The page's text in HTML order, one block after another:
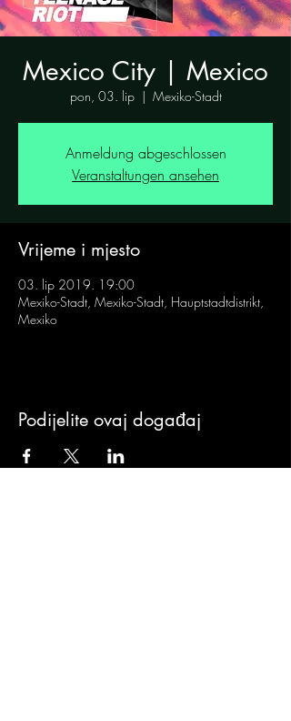
Mexico City | Mexico
pon, 03. lip
  |
Mexiko-Stadt
Anmeldung abgeschlossen
Veranstaltungen ansehen
Vrijeme i mjesto
03. lip 2019. 19:00
Mexiko-Stadt, Mexiko-Stadt, Hauptstadtdistrikt,
Mexiko
Podijelite ovaj događaj